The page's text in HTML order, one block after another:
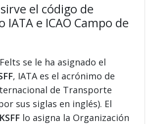
el código de
e ICAO Campo de
se le ha asignado el
, IATA es el acrónimo de
de Transporte
sus siglas en inglés). El
lo asigna la Organización